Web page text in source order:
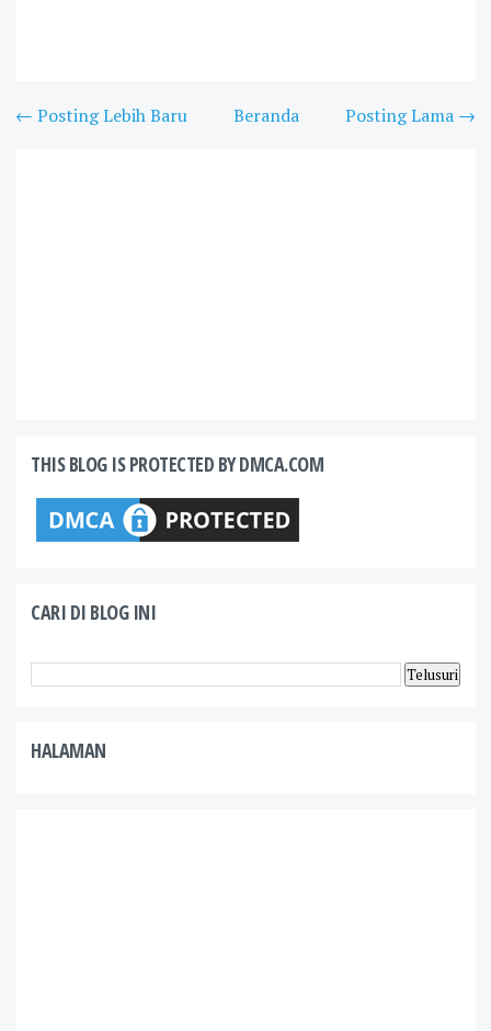
← Posting Lebih Baru Posting Lama →
Beranda
THIS BLOG IS PROTECTED BY DMCA.COM
CARI DI BLOG INI
HALAMAN